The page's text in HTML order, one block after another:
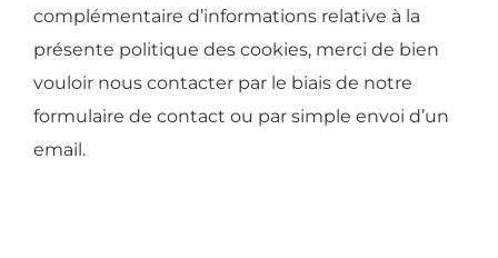
complémentaire d’informations relative à la
présente politique des cookies, merci de bien
vouloir nous contacter par le biais de notre
formulaire de contact ou par simple envoi d’un
email.